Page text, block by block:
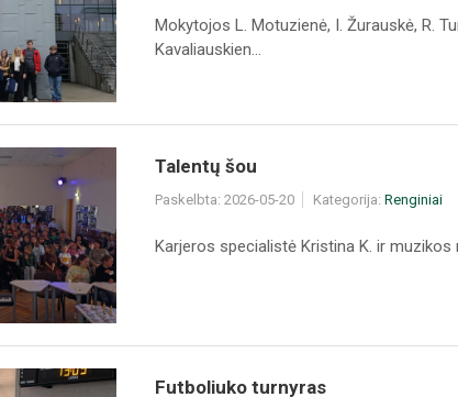
Mokytojos L. Motuzienė, I. Žurauskė, R.
Kavaliauskien...
Talentų šou
Paskelbta: 2026-05-20 Kategorija: Renginiai
Karjeros specialistė Kristina K. ir muzikos
Futboliuko turnyras